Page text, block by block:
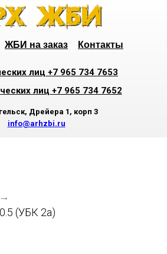
ЖБИ на заказ Контакты
лиц +7 965 734 7653
лиц +7 965 734 7652
Дрейера 1, корп 3
info@arhzbi.ru
→
(УБК 2а)